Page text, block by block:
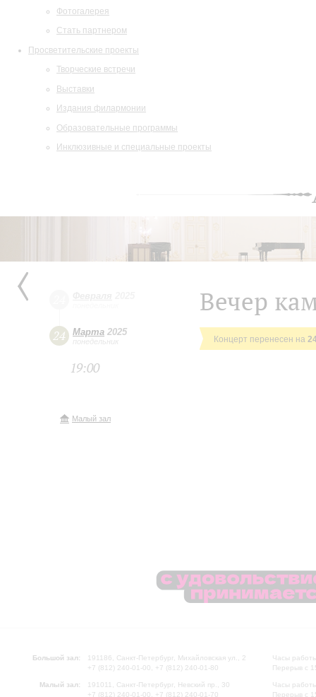
Фотогалерея
Стать партнером
Просветительские проекты
Творческие встречи
Выставки
Издания филармонии
Образовательные программы
Инклюзивные и специальные проекты
24 Марта 2025
понедельник
19:00
Малый зал
Вечер
Концерт перенесен на
Большой зал:
191186, Санкт-Петербург, Михайловская ул., 2
+7 (812) 240-01-00, +7 (812) 240-01-80
Малый зал:
191011, Санкт-Петербург, Невский пр., 30
+7 (812) 240-01-00, +7 (812) 240-01-70
Часы
Перерыв с
Часы
Перерыв с